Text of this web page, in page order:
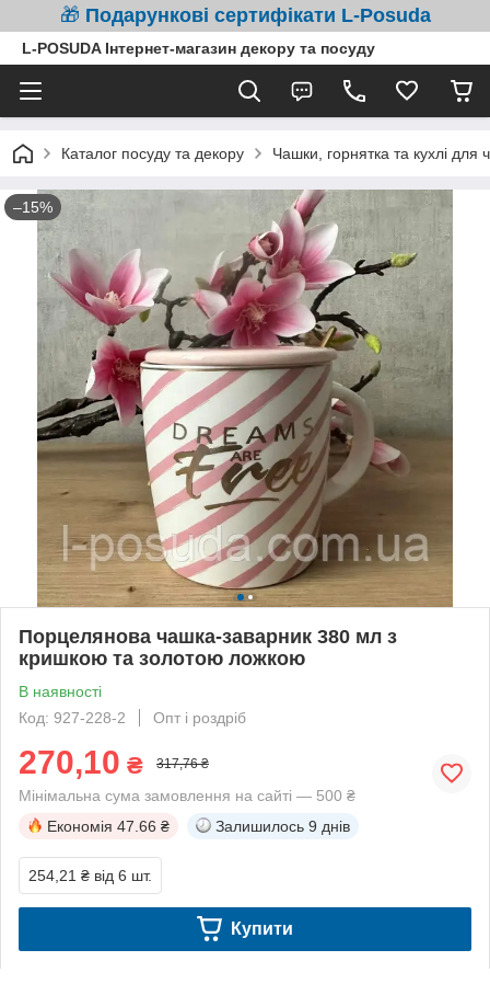
🎁 Подарункові сертифікати L-Posuda
L-POSUDA Інтернет-магазин декору та посуду
Каталог посуду та декору Чашки, горнятка та кухлі для
–15%
Порцелянова чашка-заварник 380 мл з
кришкою та золотою ложкою
В наявності
Код: 927-228-2
Опт і роздріб
270,10 ₴ 317,76 ₴
Мінімальна сума замовлення на сайті — 500 ₴
Економія 47.66 ₴ Залишилось 9 днів
254,21 ₴ від 6 шт.
Купити